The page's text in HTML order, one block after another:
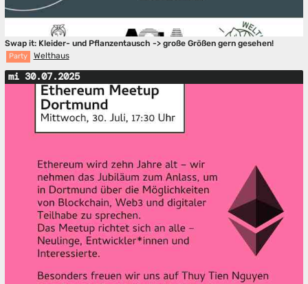
Swap it: Kleider- und Pflanzentausch -> große Größen gern gesehen!
Party Welthaus
mi 30.07.2025